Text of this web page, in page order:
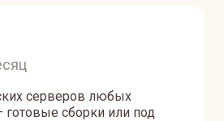
серверов любых
готовые сборки или под